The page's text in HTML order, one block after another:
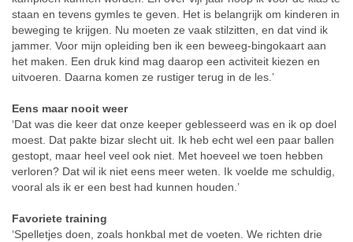
staan en tevens gymles te geven. Het is belangrijk om kinderen in
beweging te krijgen. Nu moeten ze vaak stilzitten, en dat vind ik
jammer. Voor mijn opleiding ben ik een beweeg-bingokaart aan
het maken. Een druk kind mag daarop een activiteit kiezen en
uitvoeren. Daarna komen ze rustiger terug in de les.’
Eens maar nooit weer
‘Dat was die keer dat onze keeper geblesseerd was en ik op doel
moest. Dat pakte bizar slecht uit. Ik heb echt wel een paar ballen
gestopt, maar heel veel ook niet. Met hoeveel we toen hebben
verloren? Dat wil ik niet eens meer weten. Ik voelde me schuldig,
vooral als ik er een best had kunnen houden.’
Favoriete training
‘Spelletjes doen, zoals honkbal met de voeten. We richten drie